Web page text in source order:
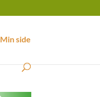
Min side